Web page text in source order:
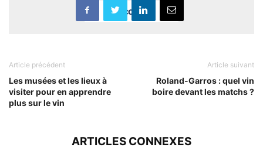
Accept
Article précédent
Les musées et les lieux à
visiter pour en apprendre
plus sur le vin
Article suivant
Roland-Garros : quel vin
boire devant les matchs ?
ARTICLES CONNEXES